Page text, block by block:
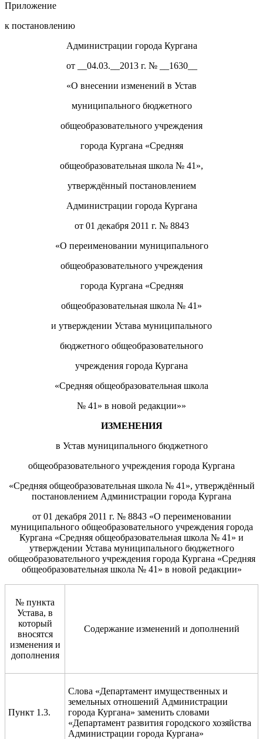
Приложение
к постановлению
Администрации города Кургана
от __04.03.__2013 г. № __1630__
«О внесении изменений в Устав
муниципального бюджетного
общеобразовательного учреждения
города Кургана «Средняя
общеобразовательная школа № 41»,
утверждённый постановлением
Администрации города Кургана
от 01 декабря 2011 г. № 8843
«О переименовании муниципального
общеобразовательного учреждения
города Кургана «Средняя
общеобразовательная школа № 41»
и утверждении Устава муниципального
бюджетного общеобразовательного
учреждения города Кургана
«Средняя общеобразовательная школа
№ 41» в новой редакции»»
ИЗМЕНЕНИЯ
в Устав муниципального бюджетного
общеобразовательного учреждения города Кургана
«Средняя общеобразовательная школа № 41», утверждённый
постановлением Администрации города Кургана
от 01 декабря 2011 г. № 8843 «О переименовании
муниципального общеобразовательного учреждения города
Кургана «Средняя общеобразовательная школа № 41» и
утверждении Устава муниципального бюджетного
общеобразовательного учреждения города Кургана «Средняя
общеобразовательная школа № 41» в новой редакции»
№ пункта
Устава, в
который
вносятся
изменения и
дополнения
Содержание изменений и дополнений
Пункт 1.3.
Слова «Департамент имущественных и
земельных отношений Администрации
города Кургана» заменить словами
«Департамент развития городского хозяйства
Администрации города Кургана»